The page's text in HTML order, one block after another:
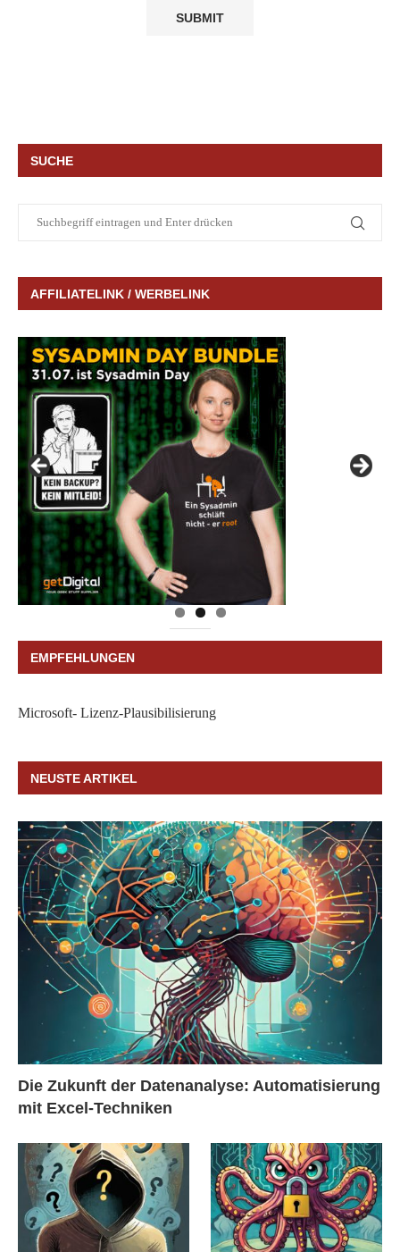
SUCHE
AFFILIATELINK / WERBELINK
EMPFEHLUNGEN
Microsoft- Lizenz-Plausibilisierung
NEUSTE ARTIKEL
Die Zukunft der Datenanalyse: Automatisierung
mit Excel-Techniken